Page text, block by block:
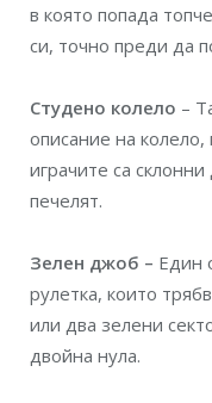
в която попада
си, точно преди да
Студено колело –
описание на
играчите са
печелят.
Зелен джоб – Един
рулетка, които
или два зелени
двойна нула.